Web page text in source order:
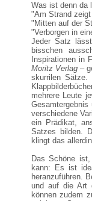
Was ist denn da
"Am Strand
"Mitten auf der
"Verborgen in
Jeder Satz
bisschen
Inspirationen in
Moritz Verlag–
skurrilen
mehrere Leute
verschiedene
ein Prädikat,
Satzes bilden.
klingt das
Das Schöne
kann: Es ist
heranzuführen.
und auf die Art
können zudem